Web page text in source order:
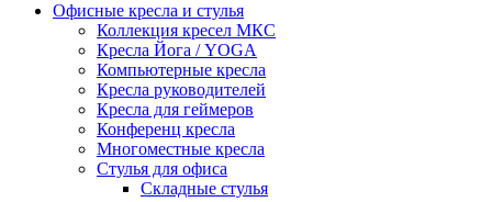
Офисные кресла и стулья
Коллекция кресел МКС
Кресла Йога / YOGA
Компьютерные кресла
Кресла руководителей
Кресла для геймеров
Конференц кресла
Многоместные кресла
Стулья для офиса
Складные стулья